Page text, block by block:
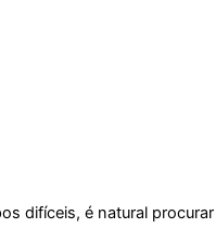
difíceis, é natural